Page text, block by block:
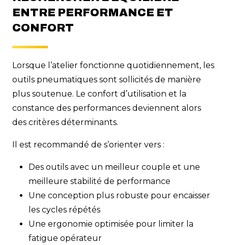
ENTRE PERFORMANCE ET
CONFORT
Lorsque l’atelier fonctionne quotidiennement, les
outils pneumatiques sont sollicités de manière
plus soutenue. Le confort d’utilisation et la
constance des performances deviennent alors
des critères déterminants.
Il est recommandé de s’orienter vers :
Des outils avec un meilleur couple et une
meilleure stabilité de performance
Une conception plus robuste pour encaisser
les cycles répétés
Une ergonomie optimisée pour limiter la
fatigue opérateur